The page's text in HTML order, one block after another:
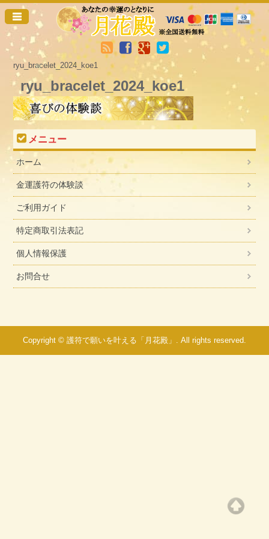
ryu_bracelet_2024_koe1
ryu_bracelet_2024_koe1
メニュー
ホーム
金運護符の体験談
ご利用ガイド
特定商取引法表記
個人情報保護
お問合せ
Copyright © 護符で願いを叶える「月花殿」. All rights reserved.